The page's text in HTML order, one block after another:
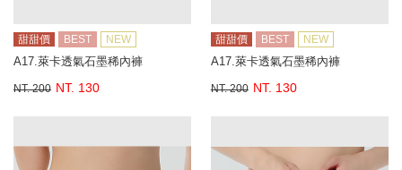
甜甜價 BEST NEW
A17.萊卡透氣石墨稀內褲
NT. 200 NT. 130
甜甜價 BEST NEW
A17.萊卡透氣石墨稀內褲
NT. 200 NT. 130